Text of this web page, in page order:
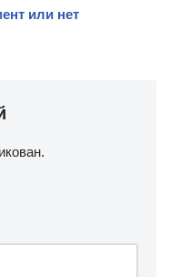
или нет